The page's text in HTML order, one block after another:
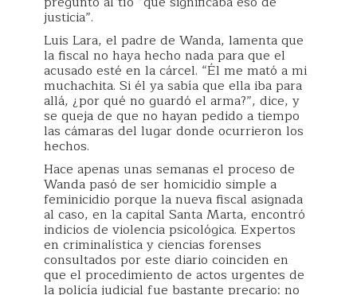
justicia”.
Luis Lara, el padre de Wanda, lamenta que
la fiscal no haya hecho nada para que el
acusado esté en la cárcel. “Él me mató a mi
muchachita. Si él ya sabía que ella iba para
allá, ¿por qué no guardó el arma?”, dice, y
se queja de que no hayan pedido a tiempo
las cámaras del lugar donde ocurrieron los
hechos.
Hace apenas unas semanas el proceso de
Wanda pasó de ser homicidio simple a
feminicidio porque la nueva fiscal asignada
al caso, en la capital Santa Marta, encontró
indicios de violencia psicológica. Expertos
en criminalística y ciencias forenses
consultados por este diario coinciden en
que el procedimiento de actos urgentes de
la policía judicial fue bastante precario: no